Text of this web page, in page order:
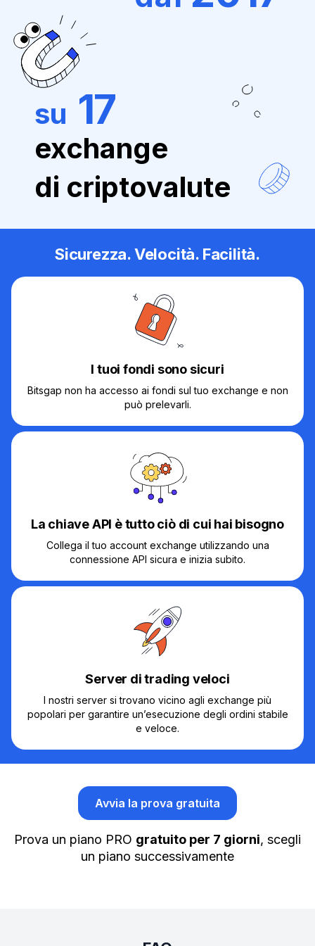
su 17
exchange
di criptovalute
Sicurezza. Velocità. Facilità.
I tuoi fondi sono sicuri
Bitsgap non ha accesso ai fondi sul tuo exchange e non
può prelevarli.
La chiave API è tutto ciò di cui hai bisogno
Collega il tuo account exchange utilizzando una
connessione API sicura e inizia subito.
Server di trading veloci
I nostri server si trovano vicino agli exchange più
popolari per garantire un’esecuzione degli ordini stabile
e veloce.
Avvia la prova gratuita
Prova un piano PRO gratuito per 7 giorni, scegli
un piano successivamente